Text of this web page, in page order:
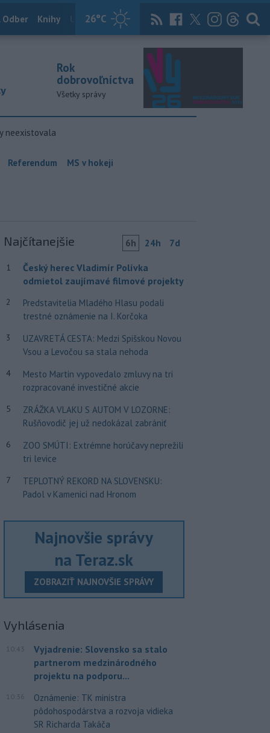
26°C
Odber Knihy Útulkovo Magazín News Now Archív
Rok
dobrovoľníctva
Všetky správy
neexistovala
Referendum MS v hokeji
Najčítanejšie 6h 24h 7d
1
Český herec Vladimír Polívka
odmietol zaujímavé filmové projekty
2
Predstavitelia Mladého Hlasu podali
trestné oznámenie na I. Korčoka
3
UZAVRETÁ CESTA: Medzi Spišskou Novou
Vsou a Levočou sa stala nehoda
4
Mesto Martin vypovedalo zmluvy na tri
rozpracované investičné akcie
5
ZRÁŽKA VLAKU S AUTOM V LOZORNE:
Rušňovodič jej už nedokázal zabrániť
6
ZOO SMÚTI: Extrémne horúčavy neprežili
tri levice
7
TEPLOTNÝ REKORD NA SLOVENSKU:
Padol v Kamenici nad Hronom
Najnovšie správy
na Teraz.sk
ZOBRAZIŤ NAJNOVŠIE SPRÁVY
Vyhlásenia
10:43
Vyjadrenie: Slovensko sa stalo
partnerom medzinárodného
projektu na podporu...
10:36
Oznámenie: TK ministra
pôdohospodárstva a rozvoja vidieka
SR Richarda Takáča